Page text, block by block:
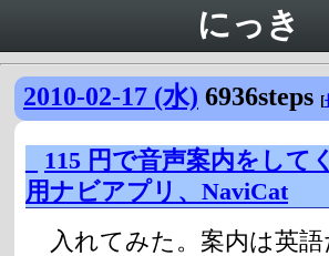
にっき
2010-02-17 (水) 6936steps [
115 円で音声案内をして
用ナビアプリ、NaviCat
入れてみた。案内は英